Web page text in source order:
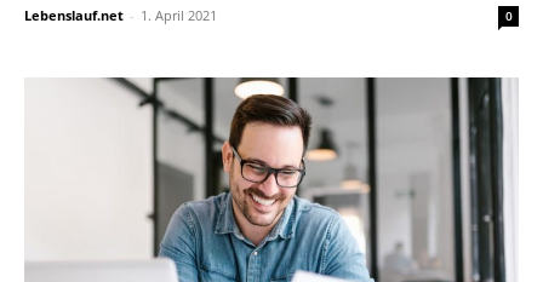
Lebenslauf.net - 1. April 2021 0